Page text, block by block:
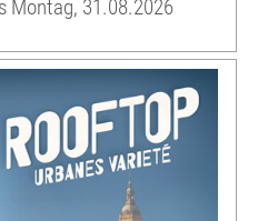
Montag, 31.08.2026